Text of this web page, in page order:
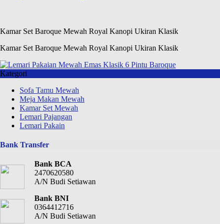
Kamar Set Baroque Mewah Royal Kanopi Ukiran Klasik
Kamar Set Baroque Mewah Royal Kanopi Ukiran Klasik
Kategori
Sofa Tamu Mewah
Meja Makan Mewah
Kamar Set Mewah
Lemari Pajangan
Lemari Pakain
Bank Transfer
Bank BCA
2470620580
A/N Budi Setiawan
Bank BNI
0364412716
A/N Budi Setiawan